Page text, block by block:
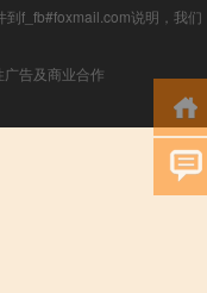
到f_fb#foxmail.com说明，我们
告及商业合作